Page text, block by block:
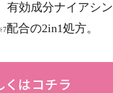
有効成分ナイアシ
配合の2in1処方。